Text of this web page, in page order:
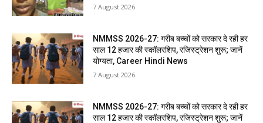
7 August 2026
NMMSS 2026-27: गरीब बच्चों को सरकार दे रही हर
साल 12 हजार की स्कॉलरशिप, रजिस्ट्रेशन शुरू; जानें
योग्यता, Career Hindi News
7 August 2026
NMMSS 2026-27: गरीब बच्चों को सरकार दे रही हर
साल 12 हजार की स्कॉलरशिप, रजिस्ट्रेशन शुरू; जानें